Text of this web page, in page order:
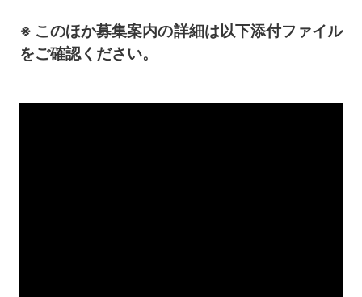
※ このほか募集案内の詳細は以下添付ファイル
をご確認ください。